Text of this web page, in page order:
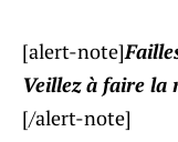
[alert-note]
Veillez à faire la
[/alert-note]